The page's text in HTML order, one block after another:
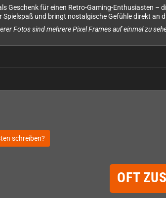
Geschenk für einen Retro-Gaming-Enthusiasten –
Spielspaß und bringt nostalgische Gefühle direkt an
Fotos sind mehrere Pixel Frames auf einmal zu
schreiben?
OFT